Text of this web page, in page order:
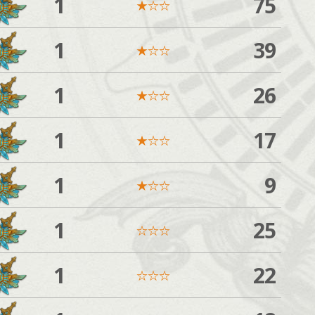
★☆☆
1
★☆☆
39
1
★☆☆
26
1
★☆☆
17
1
★☆☆
9
1
☆☆☆
25
1
☆☆☆
22